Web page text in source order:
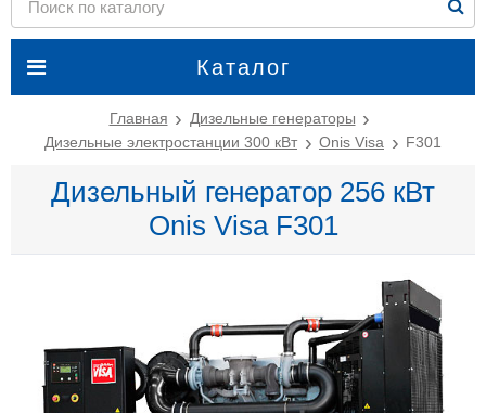
Каталог
Главная
Дизельные генераторы
Дизельные электростанции 300 кВт
Onis Visa F301
Дизельный генератор 256 кВт
Onis Visa F301